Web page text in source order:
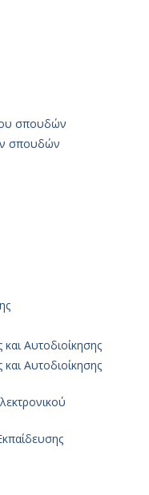
σπουδών
σπουδών
Αυτοδιοίκησης
Αυτοδιοίκησης